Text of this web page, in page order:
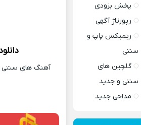
آهنگ های سنتی
پخش بزودی
رپورتاژ آگهی
ریمیکس پاپ و
سنتی
گلچین های
سنتی و جدید
مداحی جدید